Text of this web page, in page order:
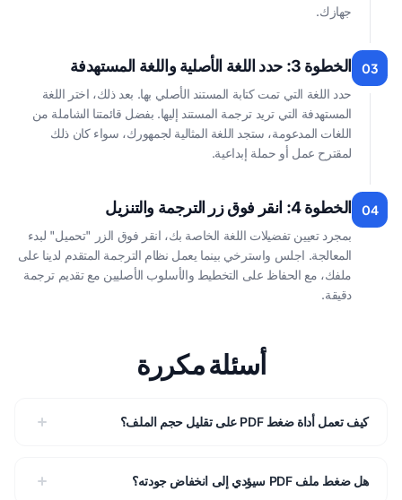
جهازك.
03 الخطوة 3: حدد اللغة الأصلية واللغة المستهدفة
حدد اللغة التي تمت كتابة المستند الأصلي بها. بعد ذلك، اختر اللغة
المستهدفة التي تريد ترجمة المستند إليها. بفضل قائمتنا الشاملة من
اللغات المدعومة، ستجد اللغة المثالية لجمهورك، سواء كان ذلك
لمقترح عمل أو حملة إبداعية.
04 الخطوة 4: انقر فوق زر الترجمة والتنزيل
بمجرد تعيين تفضيلات اللغة الخاصة بك، انقر فوق الزر "تحميل" لبدء
المعالجة. اجلس واسترخي بينما يعمل نظام الترجمة المتقدم لدينا على
ملفك، مع الحفاظ على التخطيط والأسلوب الأصليين مع تقديم ترجمة
دقيقة.
أسئلة مكررة
كيف تعمل أداة ضغط PDF على تقليل حجم الملف؟
هل ضغط ملف PDF سيؤدي إلى انخفاض جودته؟